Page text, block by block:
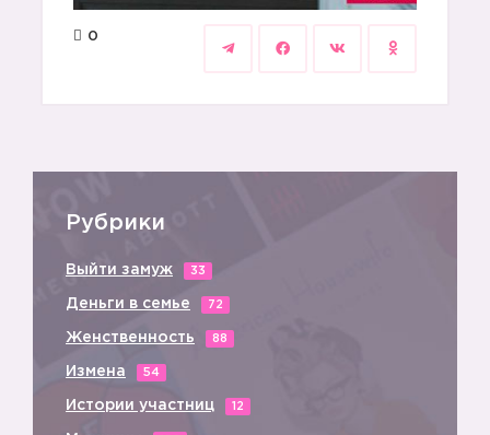
0
Рубрики
Выйти замуж 33
Деньги в семье 72
Женственность 88
Измена 54
Истории участниц 12